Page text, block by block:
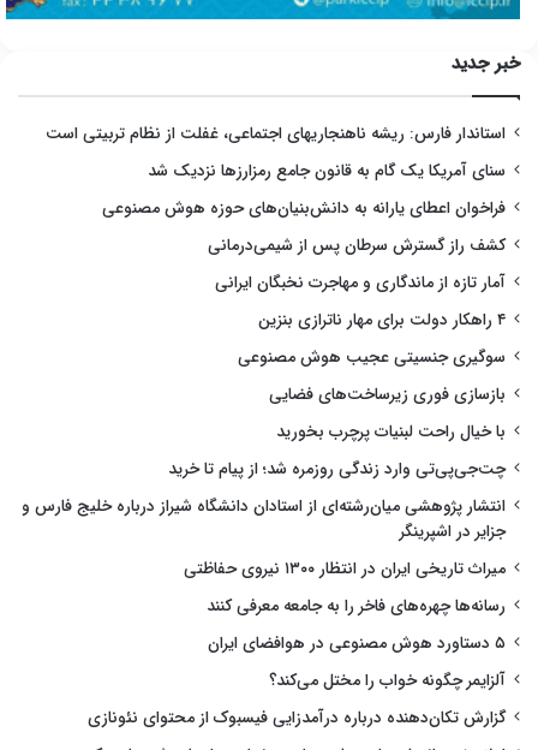
خبر جدید
استاندار فارس: ریشه ناهنجاریهای اجتماعی، غفلت از نظام تربیتی است
سنای آمریکا یک گام به قانون جامع رمزارزها نزدیک شد
فراخوان اعطای یارانه به دانش‌بنیان‌های حوزه هوش مصنوعی
کشف راز گسترش سرطان پس از شیمی‌درمانی
آمار تازه از ماندگاری و مهاجرت نخبگان ایرانی
۴ راهکار دولت برای مهار ناترازی بنزین
سوگیری جنسیتی عجیب هوش مصنوعی
بازسازی فوری زیرساخت‌های فضایی
با خیال راحت لبنیات پرچرب بخورید
چت‌جی‌پی‌تی وارد زندگی روزمره شد؛ از پیام تا خرید
انتشار پژوهشی میان‌رشته‌ای از استادان دانشگاه شیراز درباره خلیج فارس و
جزایر در اشپرینگر
میراث تاریخی ایران در انتظار ۱۳۰۰ نیروی حفاظتی
رسانه‌ها چهره‌های فاخر را به جامعه معرفی کنند
۵ دستاورد هوش مصنوعی در هوافضای ایران
آلزایمر چگونه خواب را مختل می‌کند؟
گزارش تکان‌دهنده درباره درآمدزایی فیسبوک از محتوای نئونازی